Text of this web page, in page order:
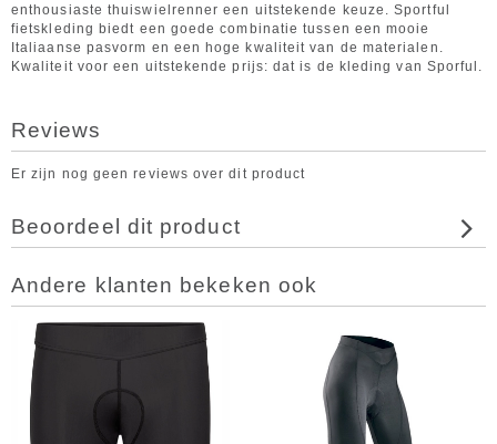
enthousiaste thuiswielrenner een uitstekende keuze. Sportful
fietskleding biedt een goede combinatie tussen een mooie
Italiaanse pasvorm en een hoge kwaliteit van de materialen.
Kwaliteit voor een uitstekende prijs: dat is de kleding van Sporful.
Reviews
Er zijn nog geen reviews over dit product
Beoordeel dit product
Andere klanten bekeken ook